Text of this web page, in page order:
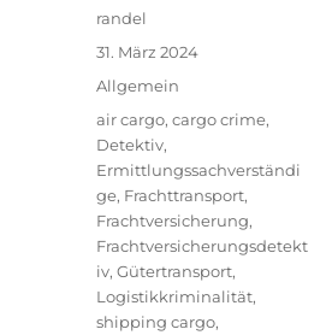
Autor
randel
Veröffentlicht
am
31. März 2024
Kategorien
Allgemein
Schlagwörter
air cargo,cargo crime,
Detektiv,
Ermittlungssachverständi
ge, Frachttransport,
Frachtversicherung,
Frachtversicherungsdetekt
iv,Gütertransport,
Logistikkriminalität,
shipping cargo,